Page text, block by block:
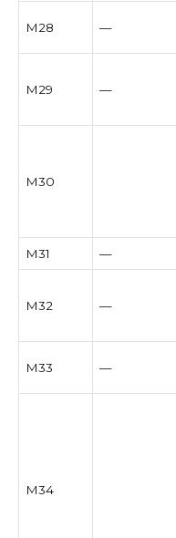
M28 —
M29 —
M30
M31 —
M32 —
M33 —
M34